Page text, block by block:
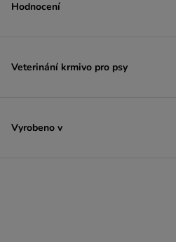
Schesir
SPECIFIC Veterinary Diet
Hodnocení
Veterinání krmivo pro psy
Vyrobeno v